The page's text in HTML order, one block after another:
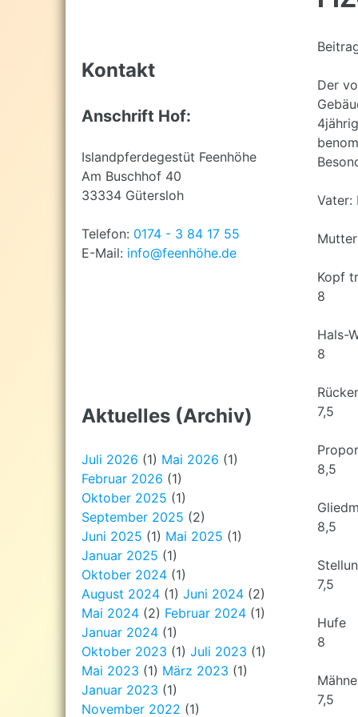
top
Der
Vater:
Kopf
8
Hals-
8
7,5
8,5
8,5
7,5
Hufe
8
7,5
Kontakt
Anschrift Hof:
Islandpferdegestüt Feenhöhe
Am Buschhof 40
33334 Gütersloh
Telefon: 0174 - 3 84 17 55
E-Mail: info@feenhöhe.de
Aktuelles (Archiv)
Juli 2026 (1) Mai 2026 (1)
Februar 2026 (1)
Oktober 2025 (1)
September 2025 (2)
Juni 2025 (1) Mai 2025 (1)
Januar 2025 (1)
Oktober 2024 (1)
August 2024 (1) Juni 2024 (2)
Mai 2024 (2) Februar 2024 (1)
Januar 2024 (1)
Oktober 2023 (1) Juli 2023 (1)
Mai 2023 (1) März 2023 (1)
Januar 2023 (1)
November 2022 (1)